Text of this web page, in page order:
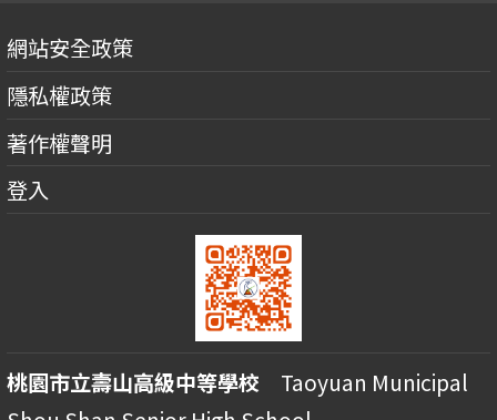
網站安全政策
隱私權政策
著作權聲明
登入
桃園市立壽山高級中等學校 Taoyuan Municipal